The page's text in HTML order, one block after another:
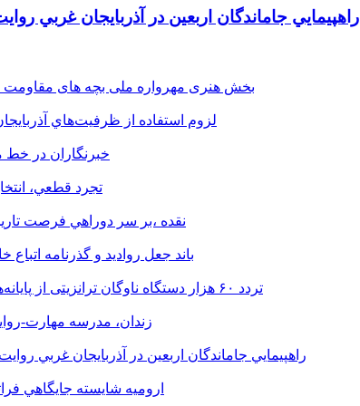
راهپيمايي جاماندگان اربعين در آذربايجان غربي
بخش هنری مهرواره ملی بچه های مقاومت
لزوم استفاده از ظرفيت‌هاي
خبرنگاران در خط
تجرد قطعي،
نقده ،بر سر دوراهي فرصت
باند جعل روادید و گذرنامه
تردد ۶۰ هزار دستگاه ناوگان ترانزیتی از پایانه‌های مرزی آذربایجان ‌غربی
زندان، مدرسه مهارت-
راهپيمايي جاماندگان اربعين در آذربايجان غربي
اروميه شايسته جايگاهي